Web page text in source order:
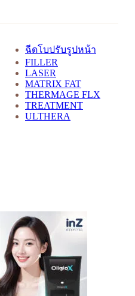
ฉีดโบปรับรูปหน้า
FILLER
LASER
MATRIX FAT
THERMAGE FLX
TREATMENT
ULTHERA